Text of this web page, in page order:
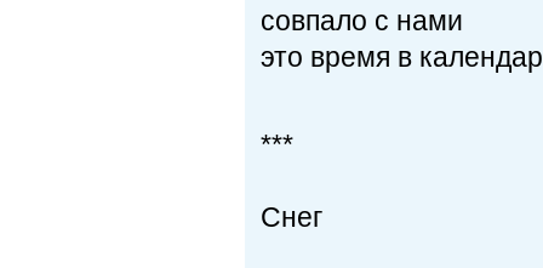
совпало с нами
это время в
***
Снег